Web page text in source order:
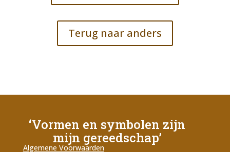
Terug naar anders
‘Vormen en symbolen zijn
mijn gereedschap’
Algemene Voorwaarden